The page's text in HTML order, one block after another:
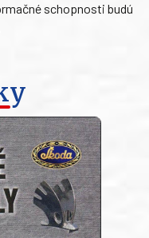
schopnosti budú